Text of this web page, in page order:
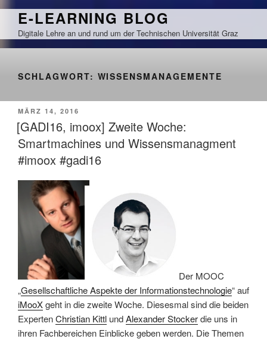
Zum
springen
E-LEARNING BLOG
Digitale Lehre an und rund um der Technischen Universität Graz
SCHLAGWORT: WISSENSMANAGEMENTE
VERÖFFENTLICHT
AM
MÄRZ 14, 2016
[GADI16, imoox] Zweite Woche:
Smartmachines und Wissensmanagment
#imoox #gadi16
Der MOOC
„Gesellschaftliche Aspekte der Informationstechnologie“ auf
iMooXgeht in die zweite Woche. Diesesmal sind die beiden
ExpertenChristian Kittl undAlexander Stockerdie uns in
ihren Fachbereichen Einblicke geben werden. Die Themen